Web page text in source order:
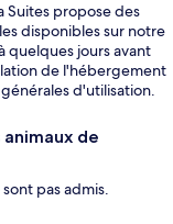
Suites propose des
disponibles sur notre
quelques jours avant
de l'hébergement
d'utilisation.
de
pas admis.